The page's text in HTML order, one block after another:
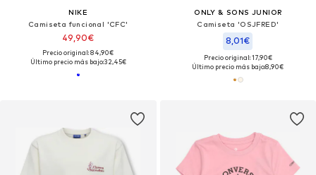
NIKE
Camiseta funcional 'CFC'
49,90€
Precio original: 84,90€
Último precio más bajo:32,45€
ONLY & SONS JUNIOR
Camiseta 'OSJFRED'
8,01€
Precio original: 17,90€
Último precio más bajo:8,90€